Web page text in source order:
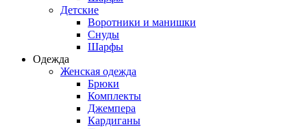
Детские
Воротники и манишки
Снуды
Шарфы
Одежда
Женская одежда
Брюки
Комплекты
Джемпера
Кардиганы